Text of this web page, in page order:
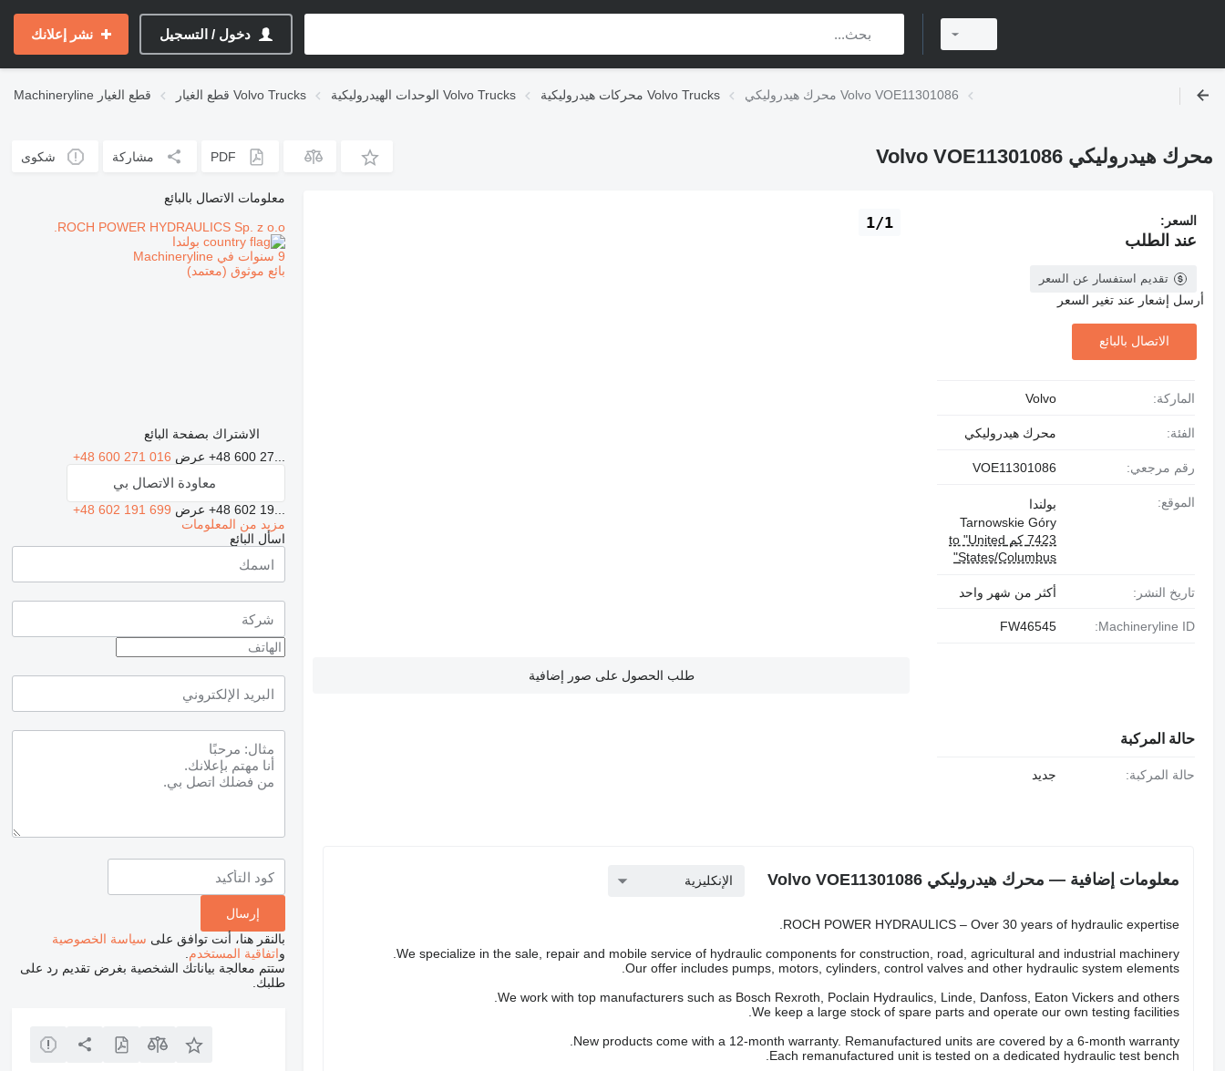
دخول / التسجيل نشر إعلانك
Machineryline قطع الغيار قطع الغيار Volvo Trucks الوحدات الهيدروليكية Volvo Trucks محركات هيدروليكية Volvo Trucks محرك هيدروليكي Volvo VOE11301086
محرك هيدروليكي Volvo VOE11301086 PDF مشاركة شكوى
1/1
طلب الحصول على صور إضافية
السعر:
عند الطلب
تقديم استفسار عن السعر
أرسل إشعار عند تغير السعر
الاتصال بالبائع
الماركة: Volvo
الفئة: محرك هيدروليكي
رقم مرجعي: VOE11301086
الموقع:
بولندا
Tarnowskie Góry
7423 كم to "United
States/Columbus"
تاريخ النشر: أكثر من شهر واحد
Machineryline ID:
FW46545
حالة المركبة
حالة المركبة: جديد
معلومات إضافية — محرك هيدروليكي Volvo VOE11301086 الإنكليزية
ROCH POWER HYDRAULICS – Over 30 years of hydraulic expertise.
We specialize in the sale, repair and mobile service of hydraulic components for construction, road, agricultural and industrial machinery.
Our offer includes pumps, motors, cylinders, control valves and other hydraulic system elements.
We work with top manufacturers such as Bosch Rexroth, Poclain Hydraulics, Linde, Danfoss, Eaton Vickers and others.
We keep a large stock of spare parts and operate our own testing facilities.
New products come with a 12-month warranty. Remanufactured units are covered by a 6-month warranty.
Each remanufactured unit is tested on a dedicated hydraulic test bench.
معلومات الاتصال بالبائع
ROCH POWER HYDRAULICS Sp. z o.o.
بولندا
9 سنوات في Machineryline
بائع موثوق (معتمد)
الاشتراك بصفحة البائع
+48 600 27... عرض +48 600 271 016
معاودة الاتصال بي
+48 602 19... عرض +48 602 191 699
مزيد من المعلومات
اسأل البائع
بالنقر هنا، أنت توافق على سياسة الخصوصية
واتفاقية المستخدم
ستتم معالجة بياناتك الشخصية بغرض تقديم رد على
طلبك.